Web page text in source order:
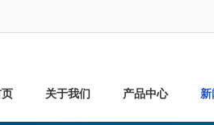
关于我们 产品中心